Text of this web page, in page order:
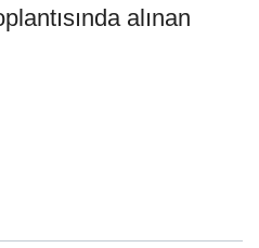
alınan